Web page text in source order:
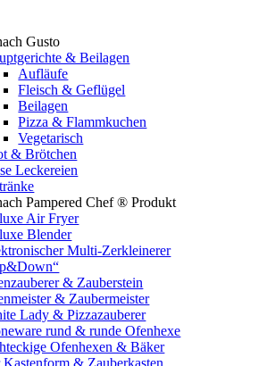
Gusto
& Beilagen
Aufläufe
Fleisch & Geflügel
Beilagen
Pizza & Flammkuchen
Vegetarisch
& Brötchen
Leckereien
Pampered Chef ® Produkt
Air Fryer
Blender
Multi-Zerkleinerer
& Zauberstein
& Zaubermeister
Lady & Pizzazauberer
rund & runde Ofenhexe
Ofenhexen & Bäker
Kastenform & Zauberkasten